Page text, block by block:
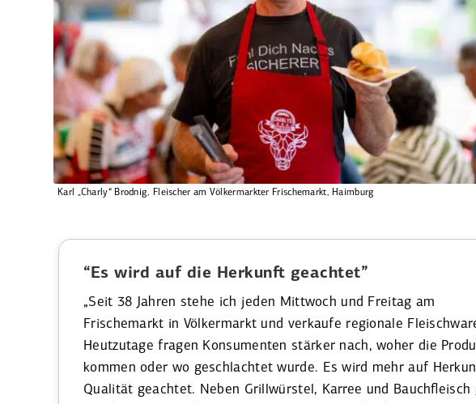
Karl „Charly“ Brodnig, Fleischer am Völker­markter Frischemarkt, Haimburg
“Es wird auf die Herkunft geachtet”
„Seit 38 Jahren stehe ich jeden Mittwoch und Freitag am
Frischemarkt in Völker­markt und verkaufe regionale
Heutzutage fragen Konsu­menten stärker nach, woher die
kommen oder wo geschlachtet wurde. Es wird mehr auf
Qualität geachtet. Neben Grill­würstel, Karree und Bauch­fleisch